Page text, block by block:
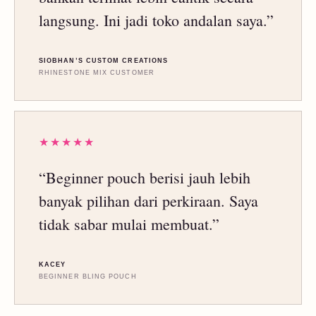
langsung. Ini jadi toko andalan saya.”
SIOBHAN’S CUSTOM CREATIONS
RHINESTONE MIX CUSTOMER
★★★★★
“Beginner pouch berisi jauh lebih
banyak pilihan dari perkiraan. Saya
tidak sabar mulai membuat.”
KACEY
BEGINNER BLING POUCH